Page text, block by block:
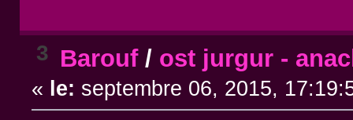
3 Barouf/ ost jurgur -
« le: septembre 06, 2015,